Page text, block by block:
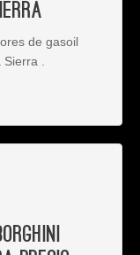
de gasoil
Sierra .